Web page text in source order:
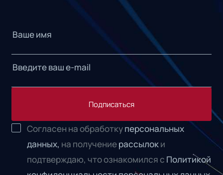
Подписаться
Согласен на обработкуперсональных
данных, на получениерассылоки
подтверждаю, что ознакомился с Политикой